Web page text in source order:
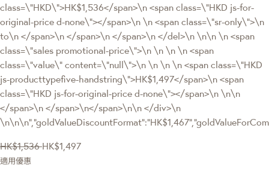
class=\"HKD\">HK$1,536</span>\n <span class=\"HKD js-for-
original-price d-none\"></span>\n \n <span class=\"sr-only\">\n
to\n </span>\n </span>\n </span>\n </del>\n \n\n \n <span
class=\"sales promotional-price\">\n \n \n \n <span
class=\"value\" content=\"null\">\n \n \n \n <span class=\"HKD
js-producttypefive-handstring\">HK$1,497</span>\n <span
class=\"HKD js-for-original-price d-none\"></span>\n \n\n
</span>\n </span>\n</span>\n\n </div>\n
HK$1,536 HK$1,497
適用優惠